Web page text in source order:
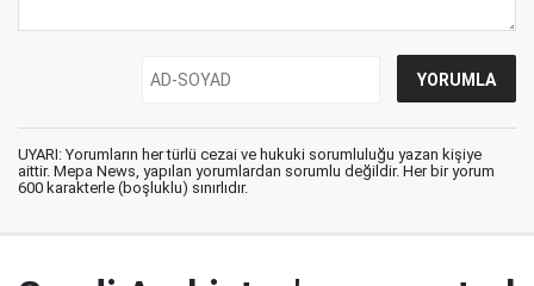
UYARI: Yorumların her türlü cezai ve hukuki sorumluluğu yazan kişiye
aittir. Mepa News, yapılan yorumlardan sorumlu değildir. Her bir yorum
600 karakterle (boşluklu) sınırlıdır.